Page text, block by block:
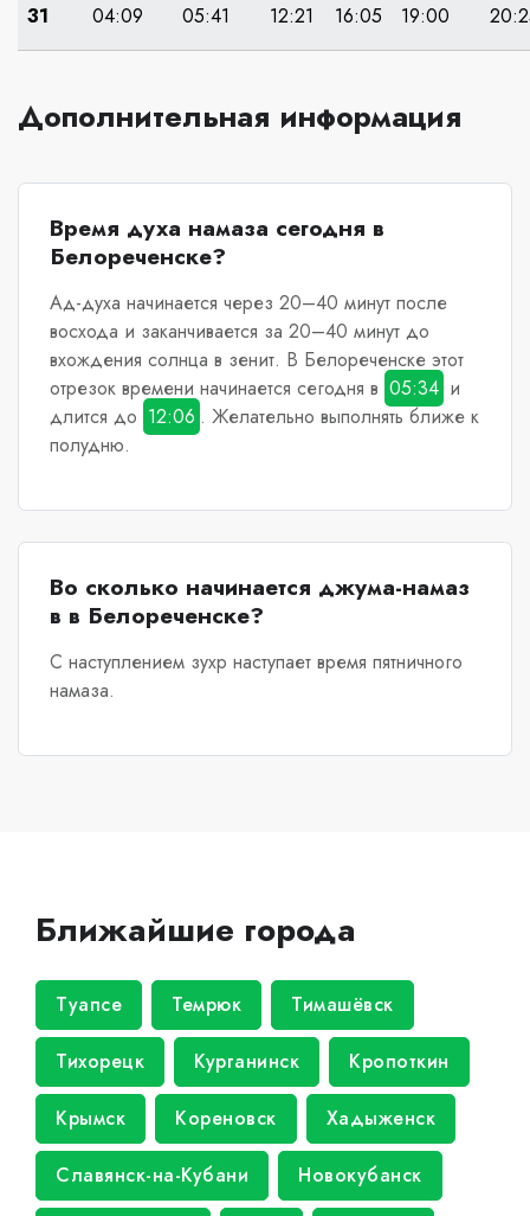
31 04:09 05:41 12:21 16:05 19:00
Дополнительная информация
Время духа намаза сегодня в
Белореченске?
Ад-духа начинается через 20–40 минут после
восхода и заканчивается за 20–40 минут до
вхождения солнца в зенит. В Белореченскеэтот
отрезок времени начинается сегодня в 05:34 и
длится до 12:06 . Желательно выполнять ближе к
полудню.
Во сколько начинается джума-намаз
в в Белореченске?
С наступлением зухр наступает время пятничного
намаза.
Ближайшие города
Туапсе Темрюк Тимашёвск
Тихорецк Курганинск Кропоткин
Крымск Кореновск Хадыженск
Славянск-на-Кубани Новокубанск